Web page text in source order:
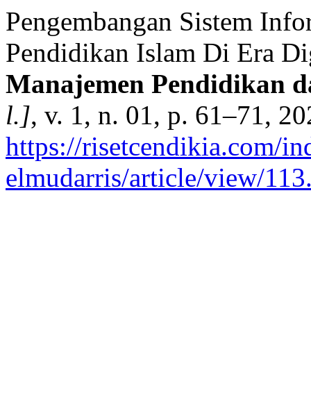
Pengembangan Sistem
Pendidikan Islam Di Era
Manajemen Pendidikan
l.], v. 1, n. 01, p. 61–71,
https://risetcendikia.com/
elmudarris/article/view/